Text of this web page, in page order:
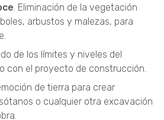
. Eliminación de la vegetación
arbustos y malezas, para
de los límites y niveles del
con el proyecto de construcción.
de tierra para crear
o cualquier otra excavación